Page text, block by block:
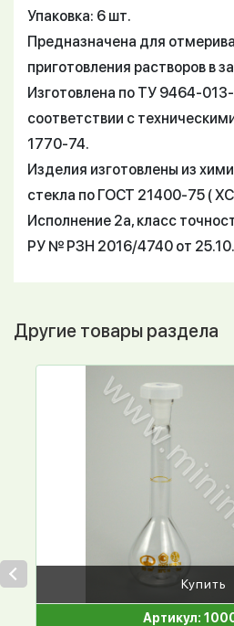
Упаковка: 6 шт.
Предназначена для
приготовления растворов в
Изготовлена по ТУ 9464-
соответствии с
1770-74.
Изделия изготовлены из
стекла по ГОСТ 21400-75 (
Исполнение 2а, класс
РУ № РЗН 2016/4740 от
Другие товары раздела
Купить
Артикул: